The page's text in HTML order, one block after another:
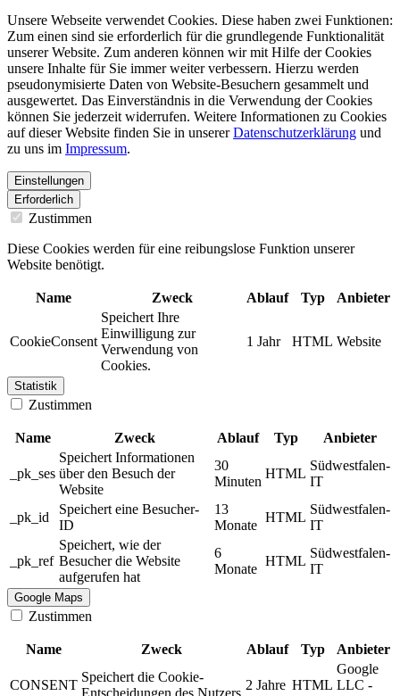
Unsere Webseite verwendet Cookies. Diese haben zwei Funktionen:
Zum einen sind sie erforderlich für die grundlegende Funktionalität
unserer Website. Zum anderen können wir mit Hilfe der Cookies
unsere Inhalte für Sie immer weiter verbessern. Hierzu werden
pseudonymisierte Daten von Website-Besuchern gesammelt und
ausgewertet. Das Einverständnis in die Verwendung der Cookies
können Sie jederzeit widerrufen. Weitere Informationen zu Cookies
auf dieser Website finden Sie in unsererDatenschutzerklärung und
zu uns im Impressum.
Einstellungen
Erforderlich
Zustimmen
Diese Cookies werden für eine reibungslose Funktion unserer
Website benötigt.
Name Zweck Ablauf Typ Anbieter
CookieConsent
Speichert Ihre
Einwilligung zur
Verwendung von
Cookies.
1 Jahr HTML Website
Statistik
Zustimmen
Name Zweck Ablauf Typ Anbieter
_pk_ses
Speichert Informationen
über den Besuch der
Website
30
Minuten
HTML
Südwestfalen-
IT
_pk_id
Speichert eine Besucher-
ID
13
Monate
HTML
Südwestfalen-
IT
_pk_ref
Speichert, wie der
Besucher die Website
aufgerufen hat
6
Monate
HTML
Südwestfalen-
IT
Google Maps
Zustimmen
Name Zweck Ablauf Typ Anbieter
CONSENT
Speichert die Cookie-
Entscheidungen des Nutzers
2 Jahre HTML
Google
LLC -